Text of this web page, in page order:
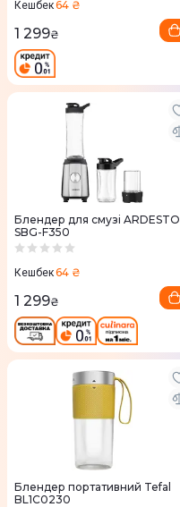
Кешбек64 ₴
1 299₴
Блендер для смузі ARDESTO
SBG-F350
Кешбек64 ₴
1 299₴
Блендер портативний Tefal
BL1C0230